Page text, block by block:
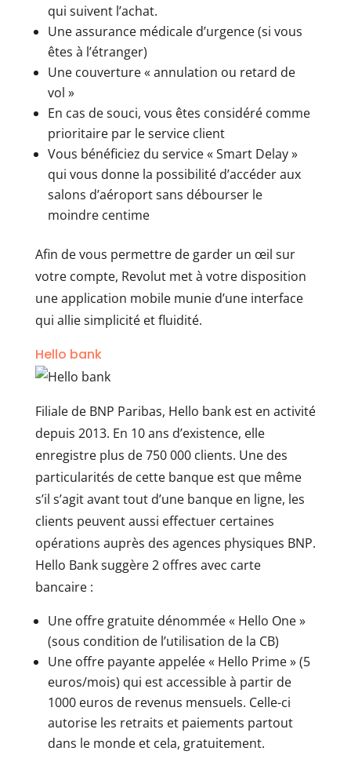
qui suivent l’achat.
Une assurance médicale d’urgence (si vous
êtes à l’étranger)
Une couverture « annulation ou retard de
vol »
En cas de souci, vous êtes considéré comme
prioritaire par le service client
Vous bénéficiez du service « Smart Delay »
qui vous donne la possibilité d’accéder aux
salons d’aéroport sans débourser le
moindre centime
Afin de vous permettre de garder un œil sur
votre compte, Revolut met à votre disposition
une application mobile munie d’une interface
qui allie simplicité et fluidité.
Hello bank
Filiale de BNP Paribas, Hello bank est en activité
depuis 2013. En 10 ans d’existence, elle
enregistre plus de 750 000 clients. Une des
particularités de cette banque est que même
s’il s’agit avant tout d’une banque en ligne, les
clients peuvent aussi effectuer certaines
opérations auprès des agences physiques BNP.
Hello Bank suggère 2 offres avec carte
bancaire :
Une offre gratuite dénommée « Hello One »
(sous condition de l’utilisation de la CB)
Une offre payante appelée « Hello Prime » (5
euros/mois) qui est accessible à partir de
1000 euros de revenus mensuels. Celle-ci
autorise les retraits et paiements partout
dans le monde et cela, gratuitement.